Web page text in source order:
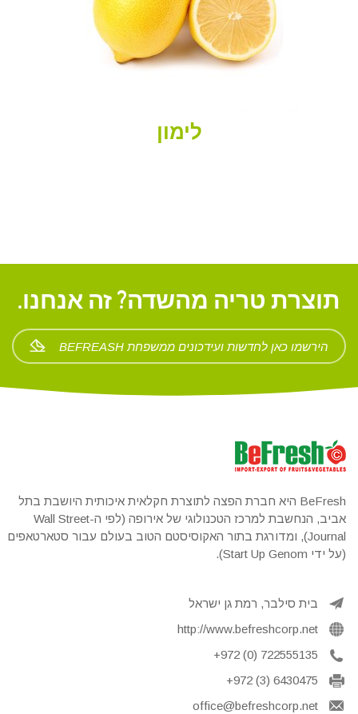
לימון
תוצרת טריה מהשדה? זה אנחנו.
BeFresh היא חברת הפצה לתוצרת חקלאית איכותית היושבת בתל
אביב, הנחשבת למרכז הטכנולוגי של אירופה (לפי ה-Wall Street
Journal), ומדורגת בתור האקוסיסטם הטוב בעולם עבור סטארטאפים
(על ידי Start Up Genom).
בית סילבר, רמת גן ישראל
http://www.befreshcorp.net
+972 (0) 722555135
+972 (3) 6430475
office@befreshcorp.net